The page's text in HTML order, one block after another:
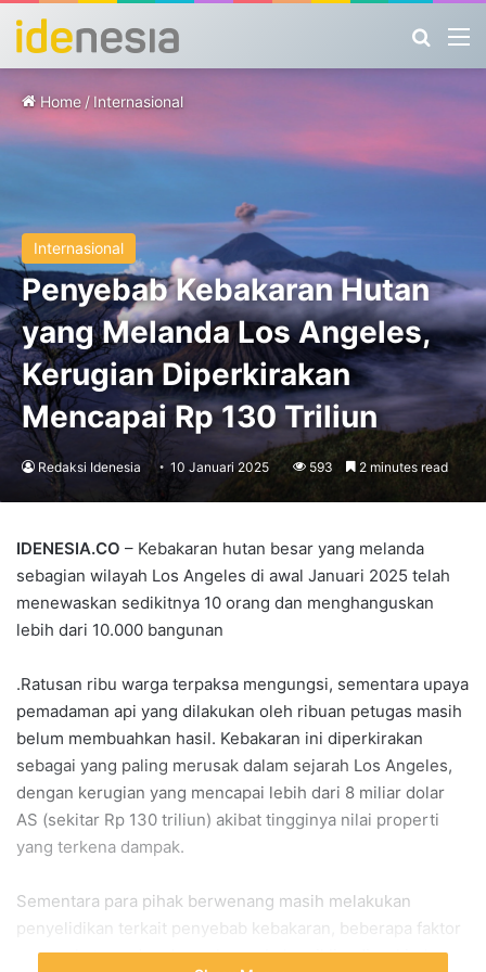
Home / Internasional
Internasional
Penyebab Kebakaran Hutan
yang Melanda Los Angeles,
Kerugian Diperkirakan
Mencapai Rp 130 Triliun
Redaksi Idenesia 10 Januari 2025 593 2 minutes read
IDENESIA.CO – Kebakaran hutan besar yang melanda
sebagian wilayah Los Angeles di awal Januari 2025 telah
menewaskan sedikitnya 10 orang dan menghanguskan
lebih dari 10.000 bangunan
.Ratusan ribu warga terpaksa mengungsi, sementara upaya
pemadaman api yang dilakukan oleh ribuan petugas masih
belum membuahkan hasil. Kebakaran ini diperkirakan
sebagai yang paling merusak dalam sejarah Los Angeles,
dengan kerugian yang mencapai lebih dari 8 miliar dolar
AS (sekitar Rp 130 triliun) akibat tingginya nilai properti
yang terkena dampak.
Sementara para pihak berwenang masih melakukan
penyelidikan terkait penyebab kebakaran, beberapa faktor
cuaca ekstrem dan dampak perubahan iklim diperkirakan